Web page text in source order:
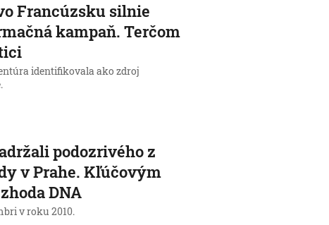
Francúzsku silnie
kampaň. Terčom
identifikovala ako zdroj
podozrivého z
v Prahe. Kľúčovým
DNA
v roku 2010.